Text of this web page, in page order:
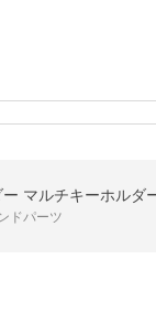
マルチキーホルダ
ドパーツ